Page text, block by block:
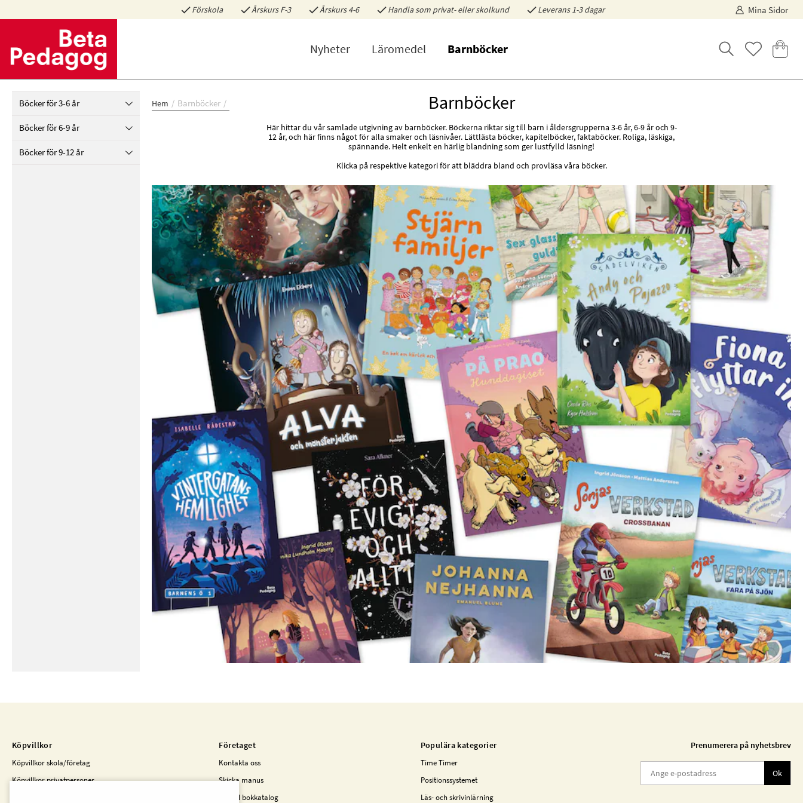
Förskola Årskurs F-3 Årskurs 4-6 Handla som privat- eller skolkund Leverans 1-3 dagar Mina Sidor
Nyheter Läromedel Barnböcker
Böcker för 3-6 år
Böcker för 6-9 år
Böcker för 9-12 år
Hem Barnböcker Barnböcker
Här hittar du vår samlade utgivning av barnböcker. Böckerna riktar sig till barn i åldersgrupperna 3-6 år, 6-9 år och 9-
12 år, och här finns något för alla smaker och läsnivåer. Lättlästa böcker, kapitelböcker, faktaböcker. Roliga, läskiga,
spännande. Helt enkelt en härlig blandning som ger lustfylld läsning!
Klicka på respektive kategori för att bläddra bland och provläsa våra böcker.
Köpvillkor
Köpvillkor skola/företag
Köpvillkor privatpersoner
Företaget
Kontakta oss
Skicka manus
Beställ bokkatalog
Populära kategorier
Time Timer
Positionssystemet
Läs- och skrivinlärning
Prenumerera på nyhetsbrev
Ok